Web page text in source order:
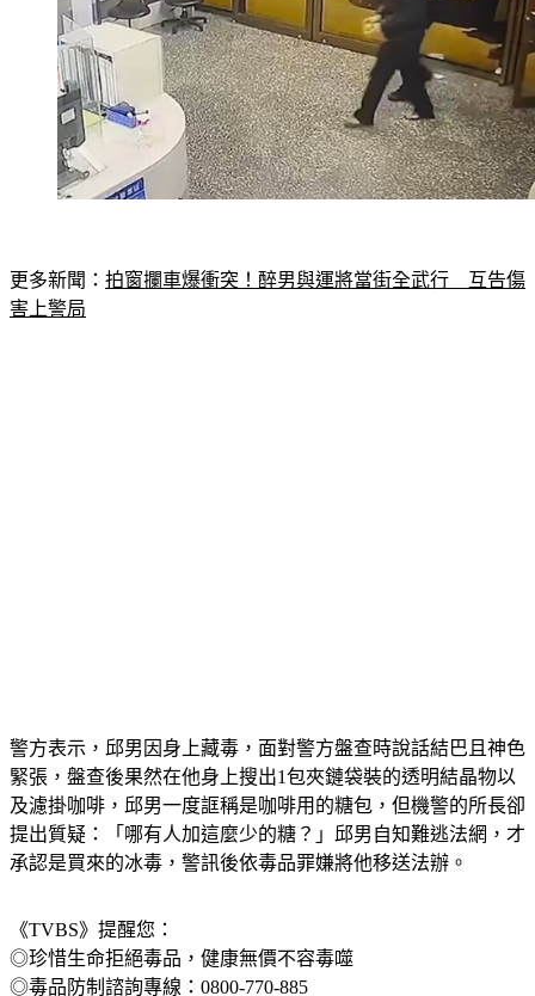
害上警局
緊張，盤查後果然在他身上搜出1包夾鏈袋裝的透明結晶物以
及濾掛咖啡，邱男一度誆稱是咖啡用的糖包，但機警的所長卻
提出質疑：「哪有人加這麼少的糖？」邱男自知難逃法網，才
承認是買來的冰毒，警訊後依毒品罪嫌將他移送法辦。
◎珍惜生命拒絕毒品，健康無價不容毒噬
◎毒品防制諮詢專線：0800-770-885